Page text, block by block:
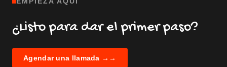
¿Listo para dar el primer paso?
Agendar una llamada → →